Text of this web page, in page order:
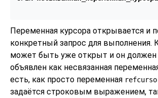
Переменная курсора открывается и
конкретный запрос для выполнения.
может быть уже открыт и он
объявлен как несвязанная
есть, как просто переменная
задаётся строковым выражением,